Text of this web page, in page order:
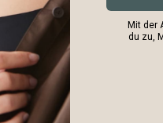
Mit der
du zu,